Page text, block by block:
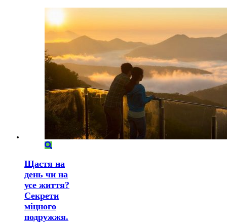
Щастя на
день чи на
усе життя?
Секрети
міцного
подружжя.